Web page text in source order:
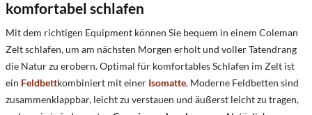
komfortabel schlafen
Mit dem richtigen Equipment können Sie bequem in einem Coleman
Zelt schlafen, um am nächsten Morgen erholt und voller Tatendrang
die Natur zu erobern. Optimal für komfortables Schlafen im Zelt ist
ein Feldbettkombiniert mit einer Isomatte. Moderne Feldbetten sind
zusammenklappbar, leicht zu verstauen und äußerst leicht zu tragen,